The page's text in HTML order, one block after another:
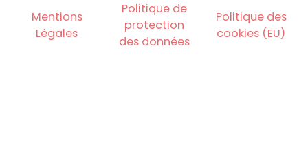
Mentions
Légales
Politique de
protection
des données
Politique des
cookies (EU)